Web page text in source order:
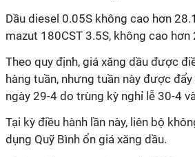
Dầu diesel 0.05S không cao hơn
mazut 180CST 3.5S, không cao
Theo quy định, giá xăng dầu được
hàng tuần, nhưng tuần này được
ngày 29-4 do trùng kỳ nghỉ lễ 30-4
Tại kỳ điều hành lần này, liên bộ
dụng Quỹ Bình ổn giá xăng dầu.